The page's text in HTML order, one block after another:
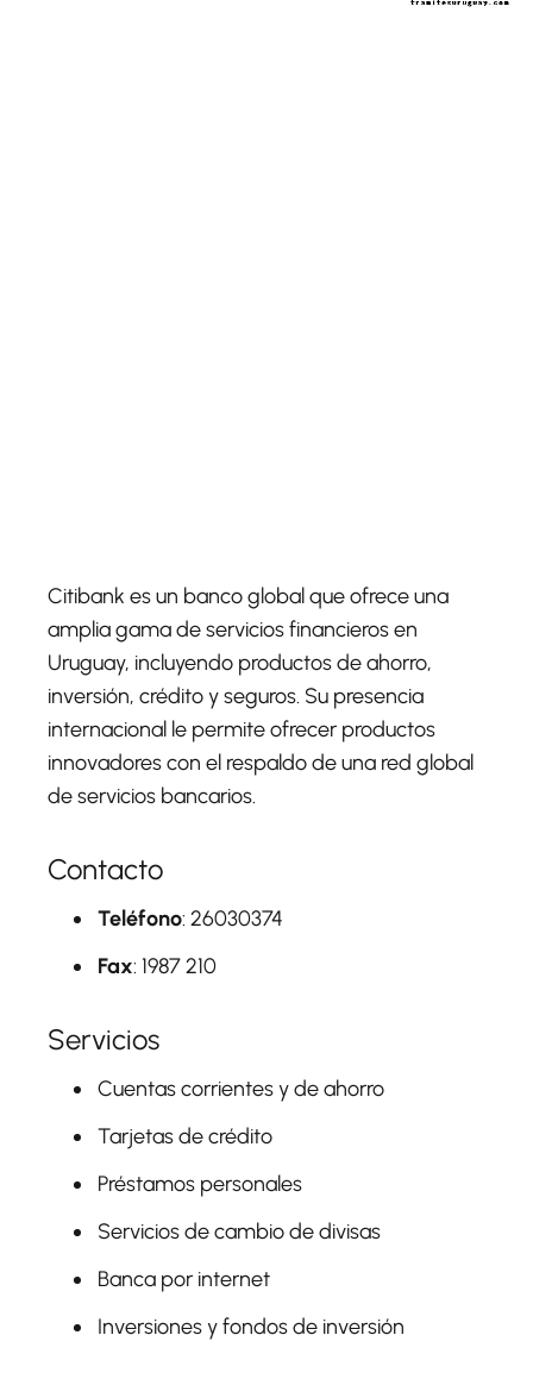
Citibank es un banco global que ofrece una
amplia gama de servicios financieros en
Uruguay, incluyendo productos de ahorro,
inversión, crédito y seguros. Su presencia
internacional le permite ofrecer productos
innovadores con el respaldo de una red global
de servicios bancarios.
Contacto
Teléfono: 26030374
Fax: 1987 210
Servicios
Cuentas corrientes y de ahorro
Tarjetas de crédito
Préstamos personales
Servicios de cambio de divisas
Banca por internet
Inversiones y fondos de inversión